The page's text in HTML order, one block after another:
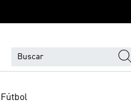
Fútbol